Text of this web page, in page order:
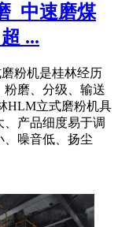
_中速磨煤
...
粉机是桂林经历
粉磨、分级、输送
HLM立式磨粉机具
产品细度易于调
、噪音低、扬尘